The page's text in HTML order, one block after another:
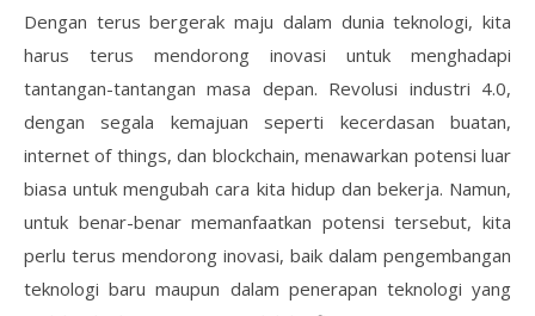
Dengan terus bergerak maju dalam dunia teknologi, kita
harus terus mendorong inovasi untuk menghadapi
tantangan-tantangan masa depan. Revolusi industri 4.0,
dengan segala kemajuan seperti kecerdasan buatan,
internet of things, dan blockchain, menawarkan potensi luar
biasa untuk mengubah cara kita hidup dan bekerja. Namun,
untuk benar-benar memanfaatkan potensi tersebut, kita
perlu terus mendorong inovasi, baik dalam pengembangan
teknologi baru maupun dalam penerapan teknologi yang